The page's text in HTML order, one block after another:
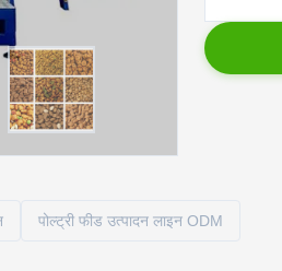
पोल्ट्री फीड उत्पादन लाइन ODM